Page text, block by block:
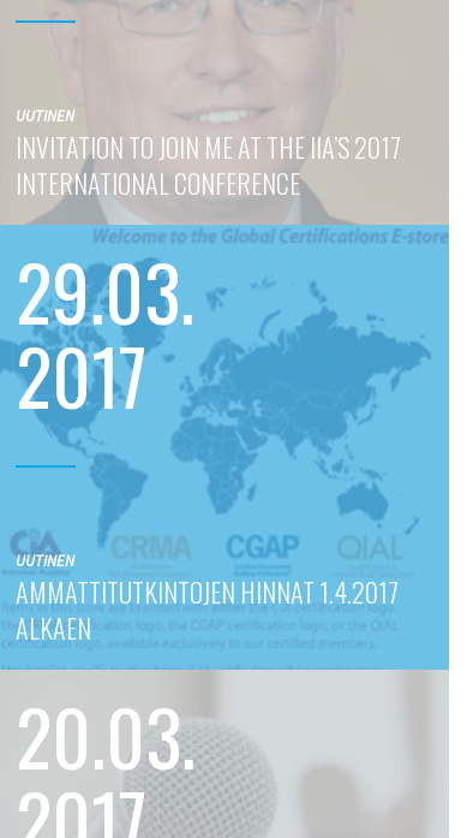
UUTINEN
INVITATION TO JOIN ME AT THE IIA’S 2017
INTERNATIONAL CONFERENCE
29.03.
2017
UUTINEN
AMMATTITUTKINTOJEN HINNAT 1.4.2017
ALKAEN
20.03.